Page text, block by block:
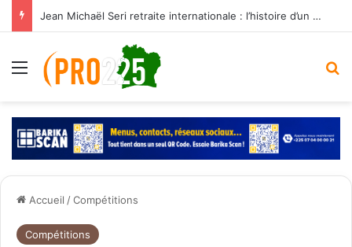
Jean Michaël Seri retraite internationale : l’histoire d’un maestro qui a marqué les Éléphants
Menu
Accueil /Compétitions
Compétitions